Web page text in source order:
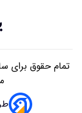
تمام حقوق برای